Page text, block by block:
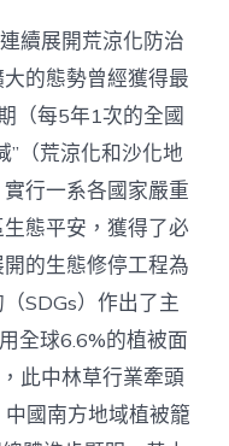
國
管
理：
中
國
查
包
養
網
心
得
荒
涼
化
防
治
的
計
續展開荒涼化防治
的態勢曾經獲得最
（每5年1次的全國
”（荒涼化和沙化地
行一系各國家嚴重
態平安，獲得了必
的生態修停工程為
SDGs）作出了主
全球6.6%的植被面
此中林草行業牽頭
國南方地域植被籠